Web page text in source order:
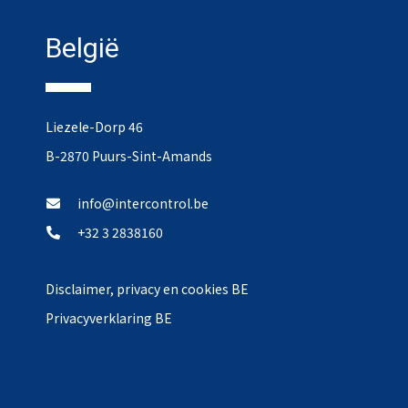
België
Liezele-Dorp 46
B-2870 Puurs-Sint-Amands
info@intercontrol.be
+32 3 2838160
Disclaimer, privacy en cookies BE
Privacyverklaring BE